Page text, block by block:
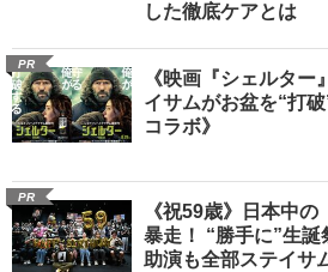
した徹底ケアとは
PR
《映画『シェルタ
イサムがお盆を“打
コラボ》
PR
《祝59歳》日本中
暴走！ “勝手に”生
助演も全部ステイサ